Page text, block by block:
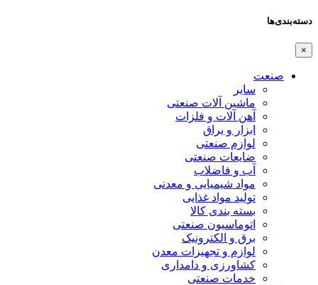
دسته‌بندی‌ها
×
صنعت
سایر
ماشین آلات صنعتی
آهن آلات و فلزات
ابزار و یراق
لوازم صنعتی
ضایعات صنعتی
آب و فاضلاب
مواد شیمیایی و معدنی
تولید مواد غذایی
بسته بندی کالا
اتوماسیون صنعتی
برق و الکترونیک
لوازم و تجهیزات معدن
کشاورزی و دامداری
خدمات صنعتی